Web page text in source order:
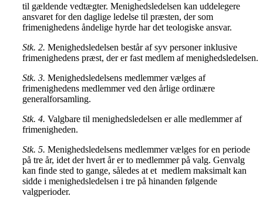
til gældende vedtægter. Menighedsledelsen kan uddelegere
ansvaret for den daglige ledelse til præsten, der som
frimenighedens åndelige hyrde har det teologiske ansvar.
Stk. 2. Menighedsledelsen består af syv personer inklusive
frimenighedens præst, der er fast medlem af menighedsledelsen.
Stk. 3. Menighedsledelsens medlemmer vælges af
frimenighedens medlemmer ved den årlige ordinære
generalforsamling.
Stk. 4. Valgbare til menighedsledelsen er alle medlemmer af
frimenigheden.
Stk. 5. Menighedsledelsens medlemmer vælges for en periode
på tre år, idet der hvert år er to medlemmer på valg. Genvalg
kan finde sted to gange, således at et medlem maksimalt kan
sidde i menighedsledelsen i tre på hinanden følgende
valgperioder.